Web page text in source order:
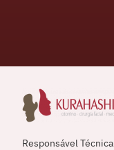
Responsável Técnica